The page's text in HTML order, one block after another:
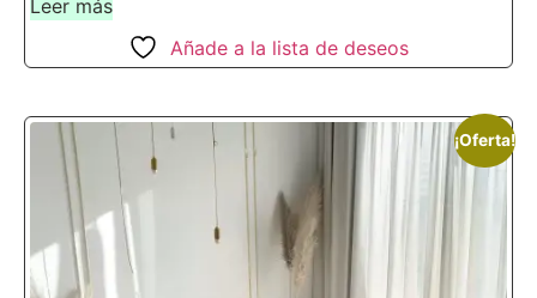
Leer más
Añade a la lista de deseos
¡Oferta!